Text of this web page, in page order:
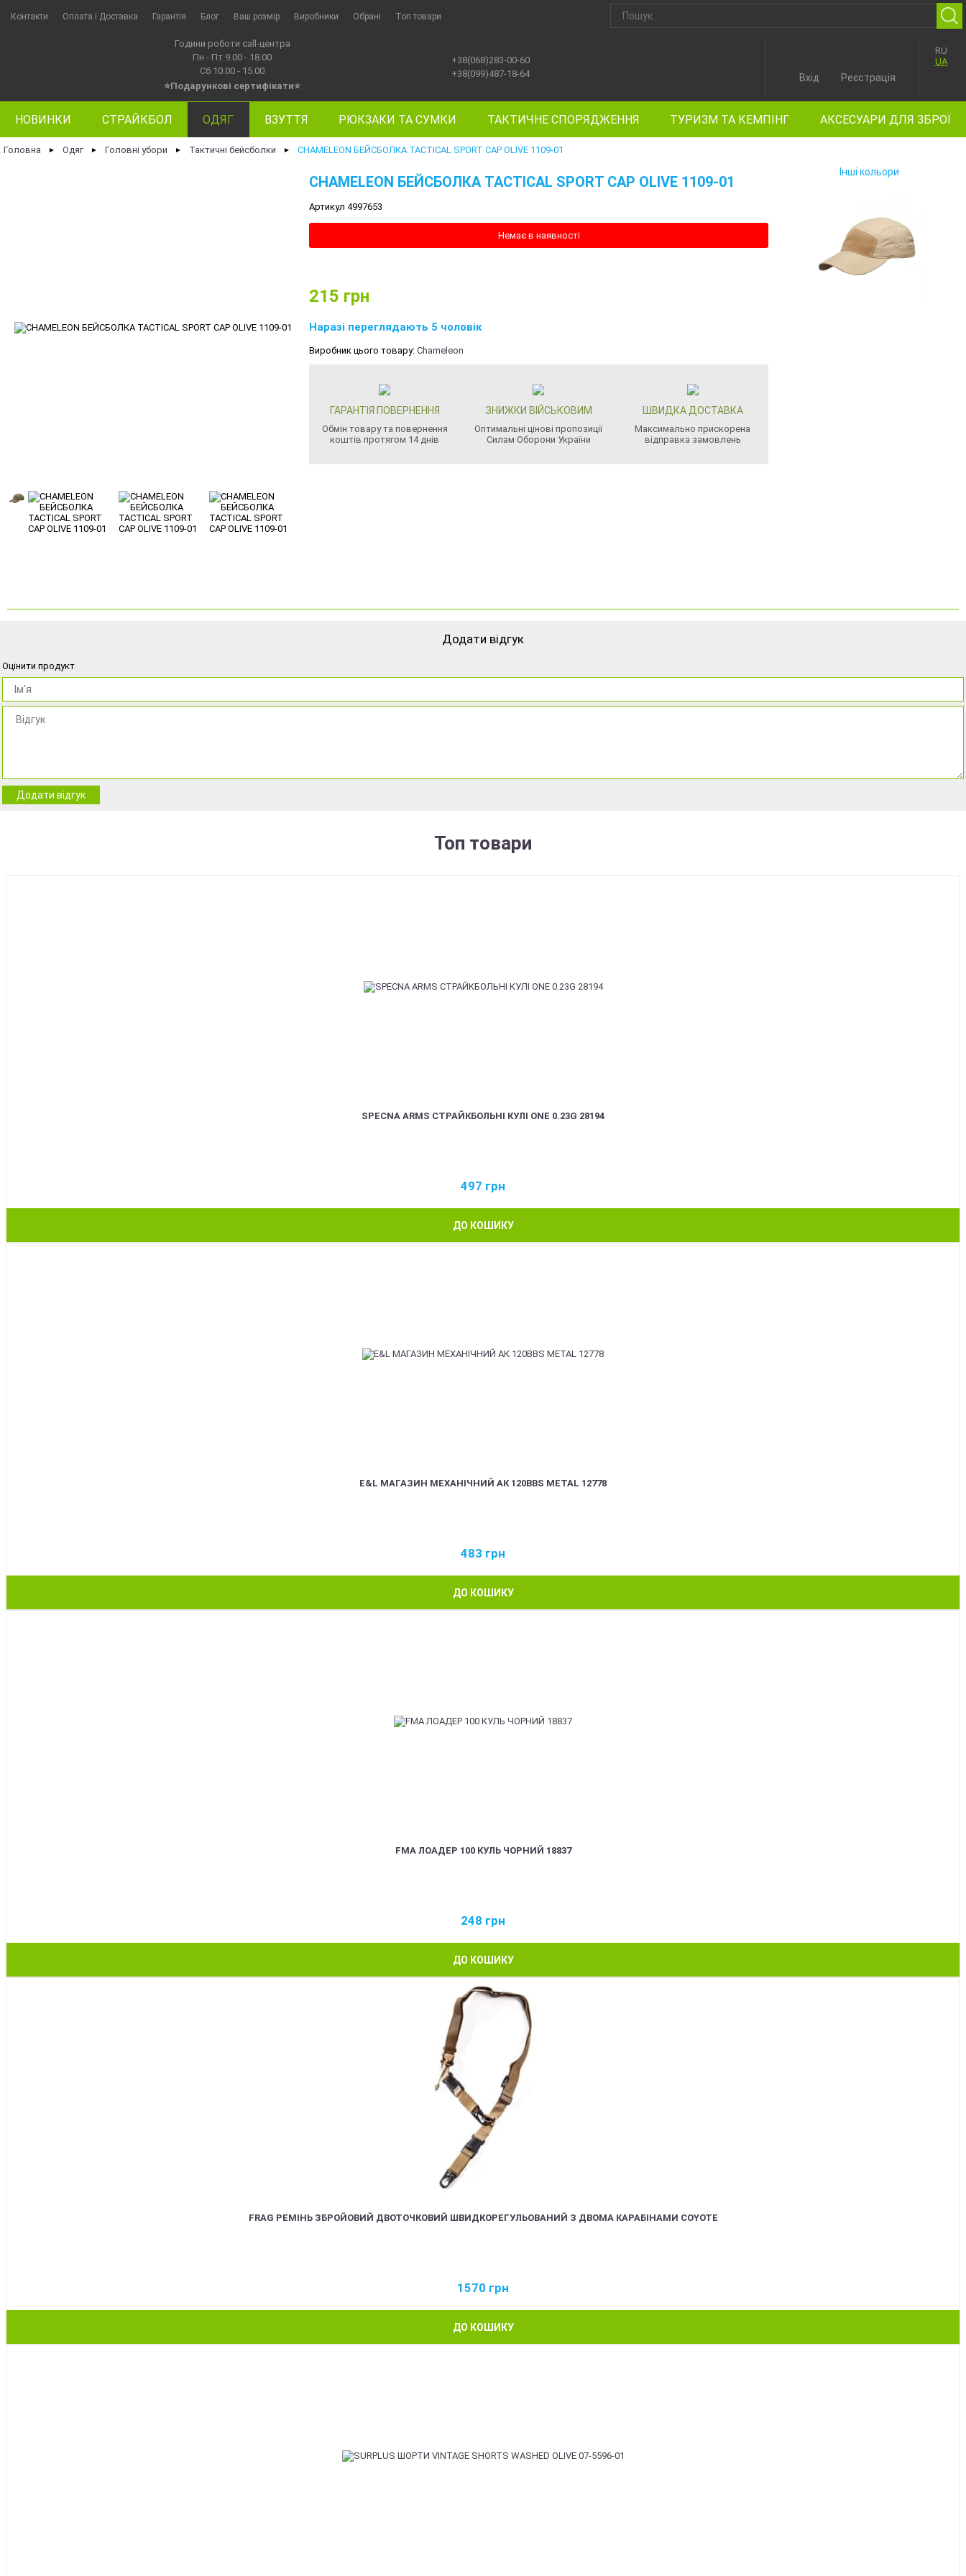
Контакти Оплата i Доставка Гарантія Блог Ваш розмір Виробники Обрані Топ товари
Години роботи call-центра
Пн - Пт 9.00 - 18.00
Сб 10.00 - 15.00
⭐Подарункові сертифікати⭐
+38(068)283-00-60
+38(099)487-18-64
RU
UA
Вхід Реєстрація
НОВИНКИ СТРАЙКБОЛ ОДЯГ ВЗУТТЯ РЮКЗАКИ ТА СУМКИ ТАКТИЧНЕ СПОРЯДЖЕННЯ ТУРИЗМ ТА КЕМПІНГ АКСЕСУАРИ ДЛЯ ЗБРОЇ
Головна ► Одяг ► Головні убори ► Тактичні бейсболки ► CHAMELEON БЕЙСБОЛКА TACTICAL SPORT CAP OLIVE 1109-01
CHAMELEON БЕЙСБОЛКА TACTICAL SPORT CAP OLIVE 1109-01
Артикул 4997653
Немає в наявності
215 грн
Наразі переглядають 5 чоловік
Виробник цього товару: Chameleon
ГАРАНТІЯ ПОВЕРНЕННЯ
Обмін товару та повернення
коштів протягом 14 днів
ЗНИЖКИ ВІЙСЬКОВИМ
Оптимальні цінові пропозиції
Силам Оборони України
ШВИДКА ДОСТАВКА
Максимально прискорена
відправка замовлень
Інші кольори
Додати відгук
Оцінити продукт
Додати відгук
Топ товари
SPECNA ARMS СТРАЙКБОЛЬНІ КУЛІ ONE 0.23G 28194
497 грн
ДО КОШИКУ
E&L МАГАЗИН МЕХАНІЧНИЙ АК 120BBS METAL 12778
483 грн
ДО КОШИКУ
FMA ЛОАДЕР 100 КУЛЬ ЧОРНИЙ 18837
248 грн
ДО КОШИКУ
FRAG РЕМІНЬ ЗБРОЙОВИЙ ДВОТОЧКОВИЙ ШВИДКОРЕГУЛЬОВАНИЙ З ДВОМА КАРАБІНАМИ COYOTE
1570 грн
ДО КОШИКУ